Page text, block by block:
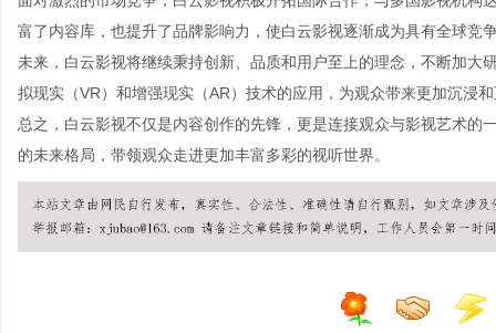
富了内容库，也提升了品牌影响力，使白云影视逐渐成为具有全球竞
未来，白云影视将继续秉持创新、品质和用户至上的理念，不断加大
拟现实（VR）和增强现实（AR）技术的应用，为观众带来更加沉浸
总之，白云影视不仅是内容创作的先锋，更是连接观众与影视艺术
的未来格局，带领观众走进更加丰富多彩的视听世界。